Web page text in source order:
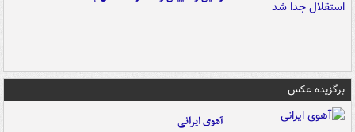
برگزیده عکس
آهوی ایرانی